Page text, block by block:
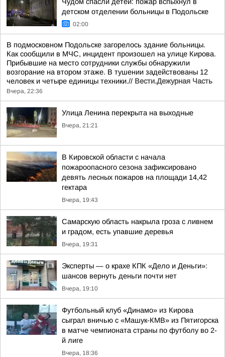
детском отделении больницы в Подольске
02:00
В подмосковном Подольске загорелось здание больницы.
Как сообщили в МЧС, инцидент произошел на улице Кирова.
Прибывшие на место сотрудники службы обнаружили
возгорание на втором этаже. В тушении задействованы 12
человек и четыре единицы техники.// Вести.Дежурная Часть
Вчера, 22:36
Улица Ленина перекрыта на выходные
Вчера, 21:21
В Кировской области с начала
пожароопасного сезона зафиксировано
девять лесных пожаров на площади 14,42
гектара
Вчера, 19:43
Самарскую область накрыла гроза с ливнем
и градом, есть упавшие деревья
Вчера, 19:31
Эксперты — о крахе КПК «Дело и Деньги»:
шансов вернуть деньги почти нет
Вчера, 19:10
Футбольный клуб «Динамо» из Кирова
сыграл вничью с «Машук-КМВ» из Пятигорска
в матче чемпионата страны по футболу во 2-
й лиге
Вчера, 18:36